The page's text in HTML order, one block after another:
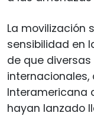
La movilización
sensibilidad en
de que
Interamericana
hayan lanzado